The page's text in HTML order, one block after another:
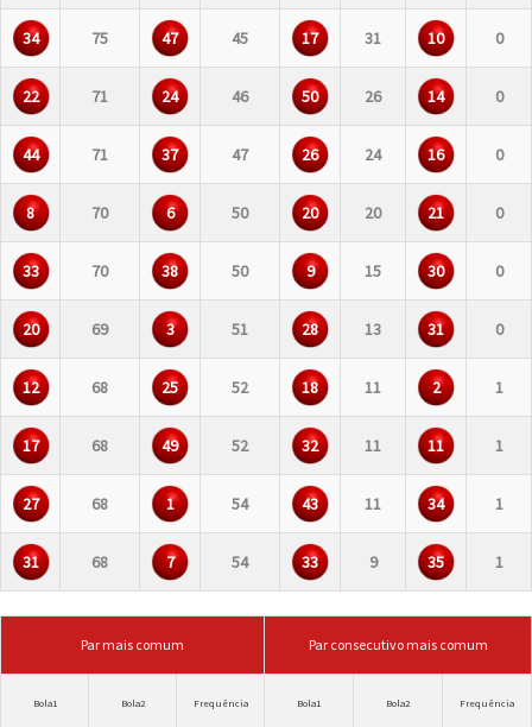
34 75 47 45 17 31 10 0
22 71 24 46 50 26 14 0
44 71 37 47 26 24 16 0
8 70 6 50 20 20 21 0
33 70 38 50 9 15 30 0
20 69 3 51 28 13 31 0
12 68 25 52 18 11 2 1
17 68 49 52 32 11 11 1
27 68 1 54 43 11 34 1
31 68 7 54 33 9 35 1
Par mais comum Par consecutivo mais comum
Bola1 Bola2 Frequência Bola1 Bola2 Frequência